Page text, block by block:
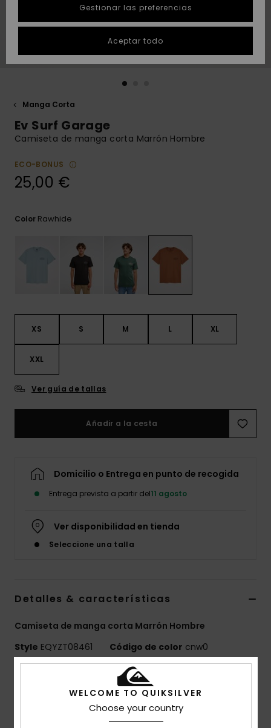
Inicia una
conversación
más rápida a
conversación
Consultar
las FAQ
Manga Corta
Ev Surf Garage
Camiseta de manga corta Marrón Hombre
ECO-BONUS
25,00 €
Color Rawhide
XS S M L XL
XXL
Ver guía de tallas
Añadir a la cesta
Domicilio o Entrega en punto de recogida
Entrega prevista a partir del11 agosto
Ver disponibilidad en tienda
Seleccione una talla
Detalles & características
Camiseta de manga corta Marrón Hombre
Style EQYZT08461 Código de color cnw0
MADE BETTER
Confeccionado con un 25% de fibras de algodón
WELCOME TO QUIKSILVER
Choose your country
Gestionar las preferencias
Aceptar todo